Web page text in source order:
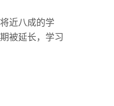
近八成的学
被延长，学习